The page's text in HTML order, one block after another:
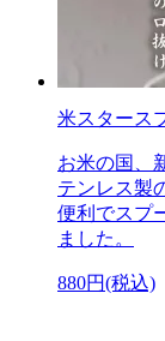
米スタース
お米の国、
テンレス製
便利でスプ
ました。
880円(税込)